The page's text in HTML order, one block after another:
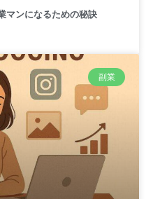
マンになるための秘訣
副業